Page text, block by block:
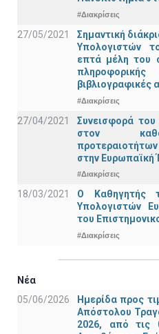
#Διακρίσεις
27/05/2021
Σημαντική
Υπολογιστών
επτά μέλη του
βιβλιογραφικές
#Διακρίσεις
27/04/2021
Συνεισφορά
στον
στην Ευρωπαϊκή
#Διακρίσεις
18/03/2021
Ο Καθηγητής
Υπολογιστών
του
#Διακρίσεις
Νέα
05/06/2026
Ημερίδα προς
Απόστολου
2026, από τις